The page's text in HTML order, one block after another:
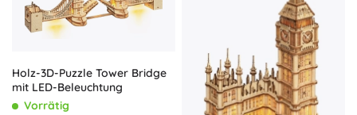
Holz-3D-Puzzle Tower Bridge
mit LED-Beleuchtung
Vorrätig